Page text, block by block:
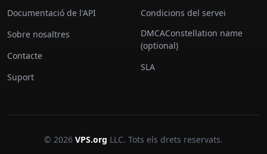
Documentació de l'API
Sobre nosaltres
Contacte
Suport
Condicions del servei
DMCAConstellation name
(optional)
SLA
© 2026 VPS.org LLC. Tots els drets reservats.